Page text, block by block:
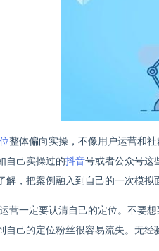
整体偏向实操，不像用户运营和
自己实操过的抖音号或者公众号这
解，把案例融入到自己的一次模拟
营一定要认清自己的定位。不要
自己的定位粉丝很容易流失。无